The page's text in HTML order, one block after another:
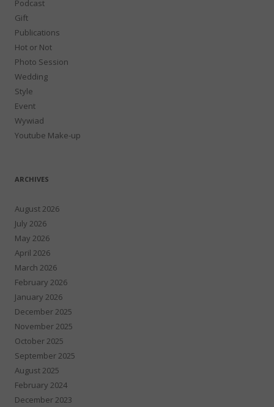
Podcast
Gift
Publications
Hot or Not
Photo Session
Wedding
Style
Event
Wywiad
Youtube Make-up
ARCHIVES
August 2026
July 2026
May 2026
April 2026
March 2026
February 2026
January 2026
December 2025
November 2025
October 2025
September 2025
August 2025
February 2024
December 2023